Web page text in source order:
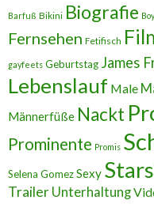
Barfuß Bikini Biografie Boy
Fernsehen Fetifisch
gayfeets Geburtstag James
Lebenslauf Male
Männerfüße Nackt
Prominente Promis
Selena GomezSexy Stars
Trailer Unterhaltung